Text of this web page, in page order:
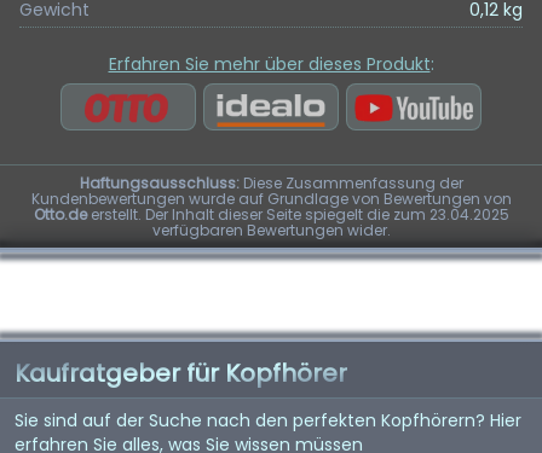
Gewicht
0,12 kg
Erfahren Sie mehr über dieses Produkt:
Haftungsausschluss:Diese Zusammenfassung der
Kundenbewertungen wurde auf Grundlage von Bewertungen von
Otto.deerstellt. Der Inhalt dieser Seite spiegelt die zum 23.04.2025
verfügbaren Bewertungen wider.
Kaufratgeber für Kopfhörer
Sie sind auf der Suche nach den perfekten Kopfhörern? Hier
erfahren Sie alles, was Sie wissen müssen